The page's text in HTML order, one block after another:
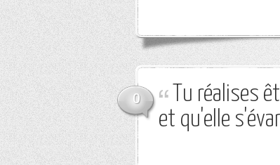
0
Tu réalises
et qu'elle